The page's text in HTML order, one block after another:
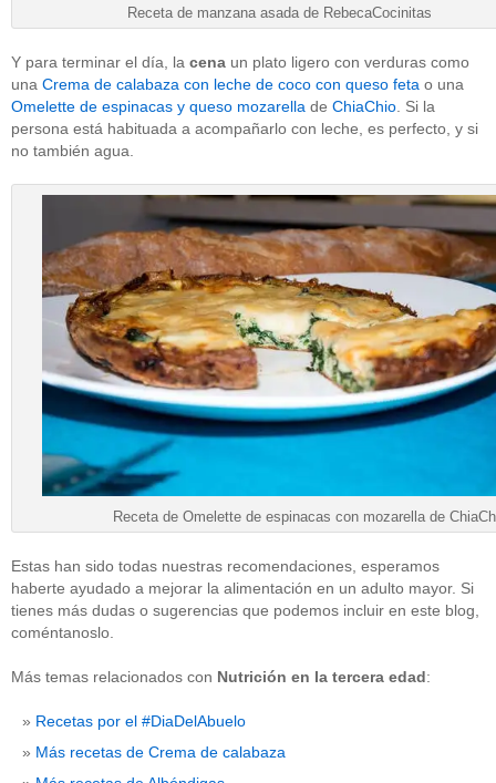
Receta de manzana asada de RebecaCocinitas
Y para terminar el día, la cena un plato ligero con verduras como
una Crema de calabaza con leche de coco con queso feta o una
Omelette de espinacas y queso mozarella de ChiaChio . Si la
persona está habituada a acompañarlo con leche, es perfecto, y si
no también agua.
Receta de Omelette de espinacas con mozarella de
Estas han sido todas nuestras recomendaciones, esperamos
haberte ayudado a mejorar la alimentación en un adulto mayor. Si
tienes más dudas o sugerencias que podemos incluir en este blog,
coméntanoslo.
Más temas relacionados con Nutrición en la tercera edad:
Recetas por el #DiaDelAbuelo
Más recetas de Crema de calabaza